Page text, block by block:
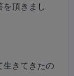
頂きまし
生きてきたの